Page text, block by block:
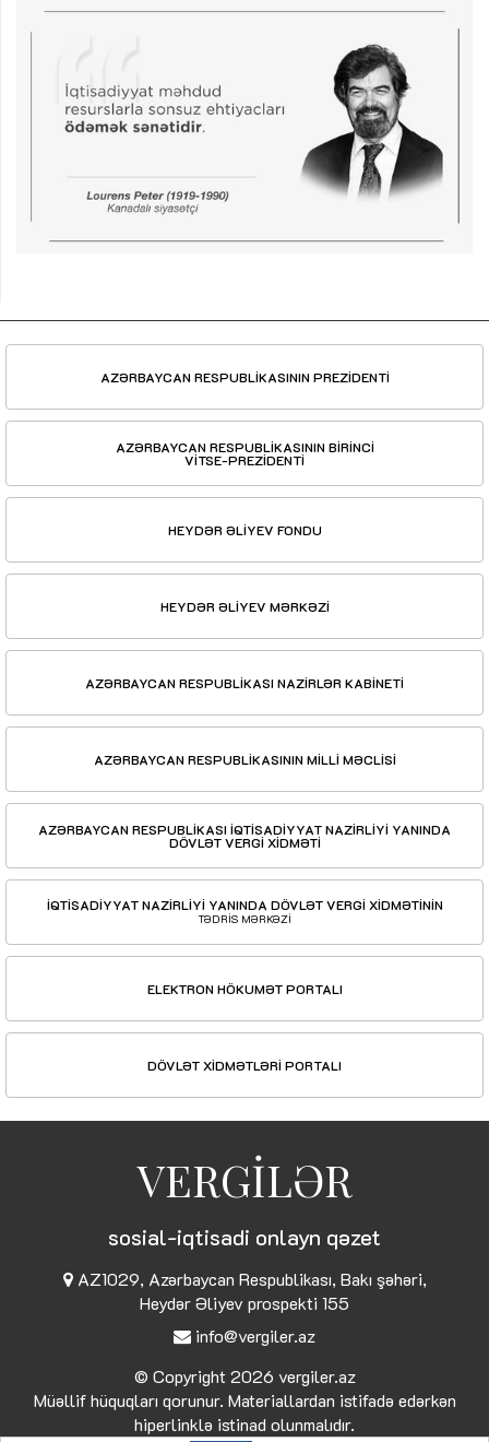
AZƏRBAYCAN RESPUBLİKASININ PREZİDENTİ
AZƏRBAYCAN RESPUBLİKASININ BİRİNCİ
VİTSE-PREZİDENTİ
HEYDƏR ƏLİYEV FONDU
HEYDƏR ƏLİYEV MƏRKƏZİ
AZƏRBAYCAN RESPUBLİKASI NAZİRLƏR KABİNETİ
AZƏRBAYCAN RESPUBLİKASININ MİLLİ MƏCLİSİ
AZƏRBAYCAN RESPUBLİKASI İQTİSADİYYAT NAZİRLİYİ YANINDA
DÖVLƏT VERGİ XİDMƏTİ
İQTİSADİYYAT NAZİRLİYİ YANINDA DÖVLƏT VERGİ XİDMƏTİNİN
TƏDRİS MƏRKƏZİ
ELEKTRON HÖKUMƏT PORTALI
DÖVLƏT XİDMƏTLƏRİ PORTALI
VERGİLƏR
sosial-iqtisadi onlayn qəzet
AZ1029, Azərbaycan Respublikası, Bakı şəhəri,
Heydər Əliyev prospekti 155
info@vergiler.az
© Copyright 2026 vergiler.az
Müəllif hüquqları qorunur. Materiallardan istifadə edərkən
hiperlinklə istinad olunmalıdır.